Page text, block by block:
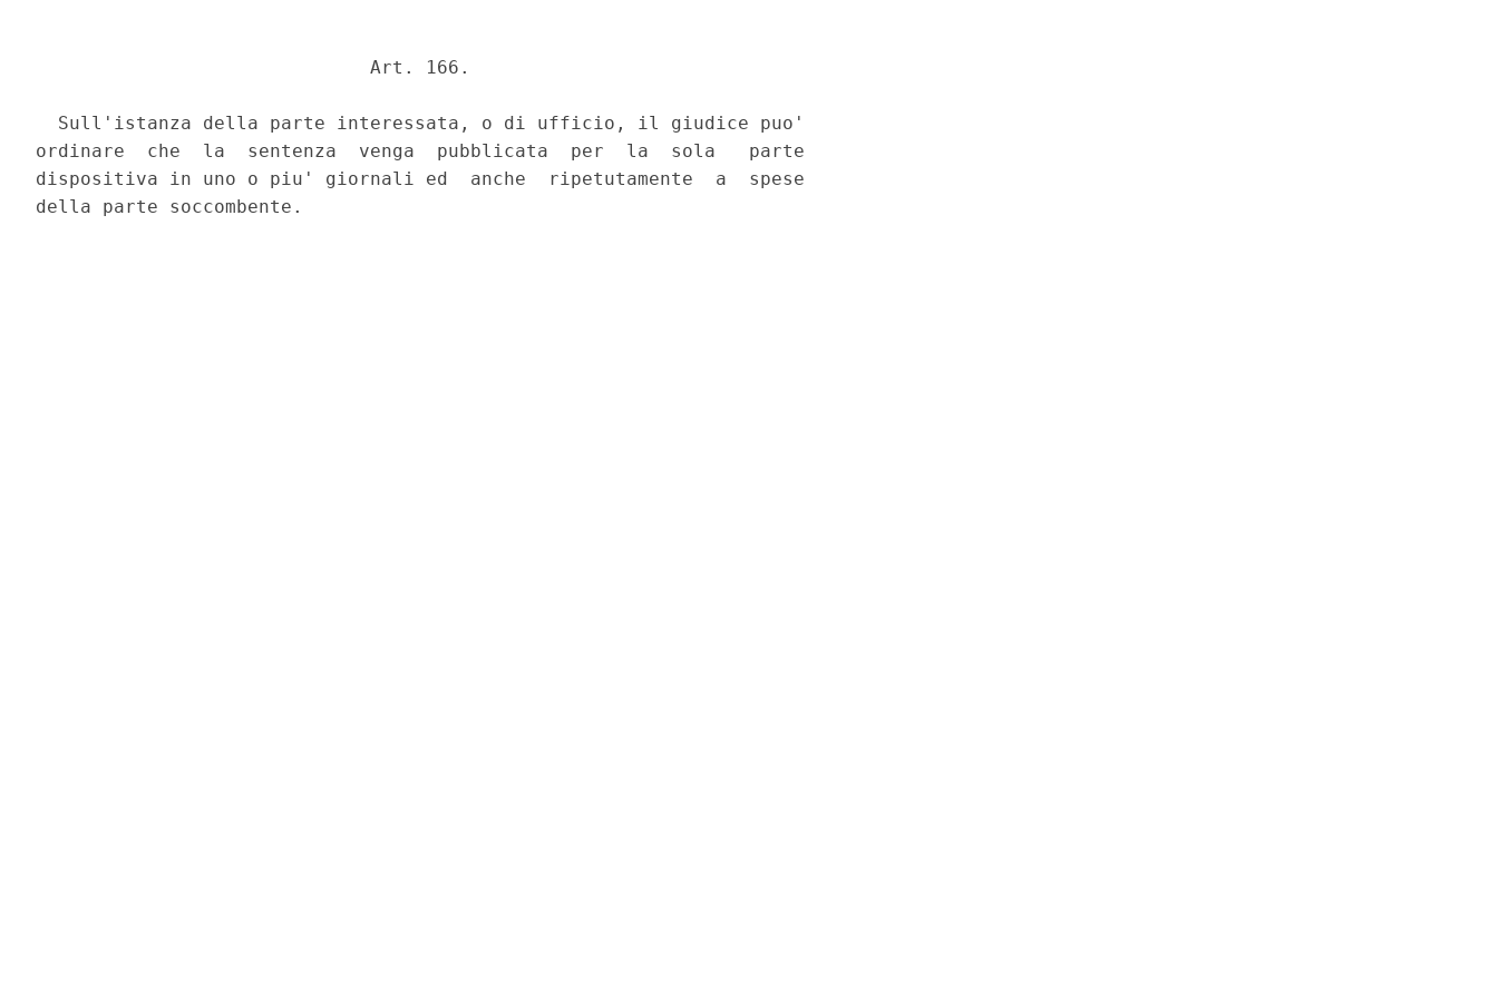
                              Art. 166.
  Sull'istanza della parte interessata, o di ufficio, il giudice puo'
ordinare  che  la  sentenza  venga  pubblicata  per  la  sola   parte
dispositiva in uno o piu' giornali ed  anche  ripetutamente  a  spese